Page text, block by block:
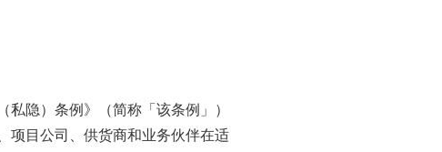
隐）条例》（简称「该条例」）
项目公司、供货商和业务伙伴在适